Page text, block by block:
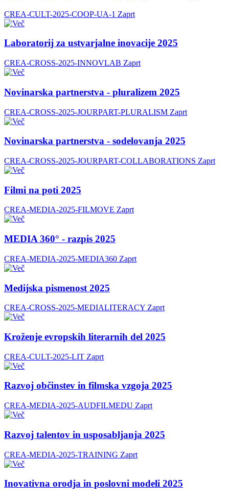
CREA-CULT-2025-COOP-UA-1 Zaprt
Laboratorij za ustvarjalne inovacije 2025
CREA-CROSS-2025-INNOVLAB Zaprt
Novinarska partnerstva - pluralizem 2025
CREA-CROSS-2025-JOURPART-PLURALISM Zaprt
Novinarska partnerstva - sodelovanja 2025
CREA-CROSS-2025-JOURPART-COLLABORATIONS Zaprt
Filmi na poti 2025
CREA-MEDIA-2025-FILMOVE Zaprt
MEDIA 360° - razpis 2025
CREA-MEDIA-2025-MEDIA360 Zaprt
Medijska pismenost 2025
CREA-CROSS-2025-MEDIALITERACY Zaprt
Kroženje evropskih literarnih del 2025
CREA-CULT-2025-LIT Zaprt
Razvoj občinstev in filmska vzgoja 2025
CREA-MEDIA-2025-AUDFILMEDU Zaprt
Razvoj talentov in usposabljanja 2025
CREA-MEDIA-2025-TRAINING Zaprt
Inovativna orodja in poslovni modeli 2025